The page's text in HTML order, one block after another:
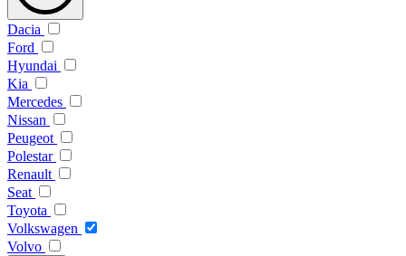
Dacia
Ford
Hyundai
Kia
Mercedes
Nissan
Peugeot
Polestar
Renault
Seat
Toyota
Volkswagen
Volvo